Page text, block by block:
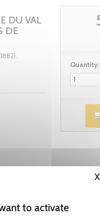
to activate
X
DU VAL
DE
Quantity: